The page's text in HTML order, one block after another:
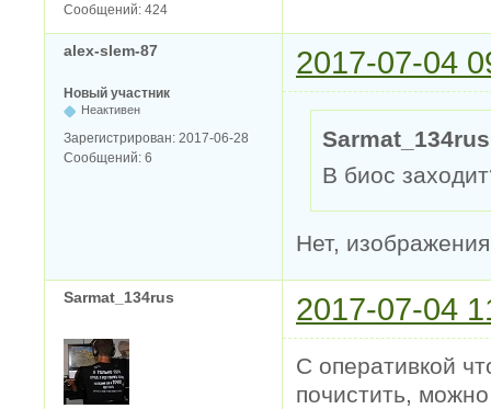
Сообщений: 424
alex-slem-87 2017-07-04
Новый участник
Неактивен
Зарегистрирован: 2017-06-28
Сообщений: 6
В биос
Нет,
Sarmat_134rus 2017-07-04
С оперативкой
почистить,